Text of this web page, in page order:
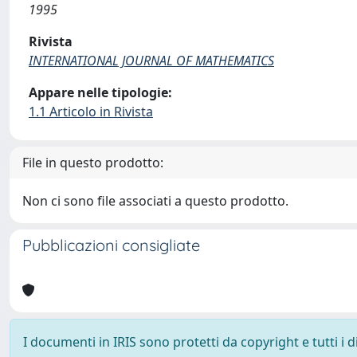
1995
Rivista
INTERNATIONAL JOURNAL OF MATHEMATICS
Appare nelle tipologie:
1.1 Articolo in Rivista
File in questo prodotto:
Non ci sono file associati a questo prodotto.
Pubblicazioni consigliate
I documenti in IRIS sono protetti da copyright e tutti i